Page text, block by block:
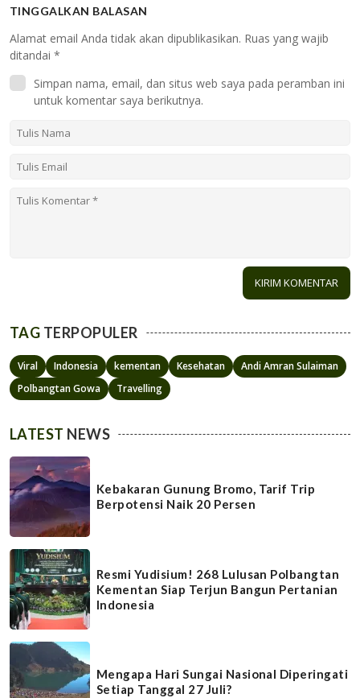
TINGGALKAN BALASAN
Alamat email Anda tidak akan dipublikasikan. Ruas yang wajib
ditandai *
Simpan nama, email, dan situs web saya pada peramban ini
untuk komentar saya berikutnya.
TAG TERPOPULER
Viral Indonesia kementan Kesehatan
Andi Amran Sulaiman
Polbangtan Gowa
Travelling
LATEST NEWS
Kebakaran Gunung Bromo, Tarif Trip
Berpotensi Naik 20 Persen
Resmi Yudisium! 268 Lulusan Polbangtan
Kementan Siap Terjun Bangun Pertanian
Indonesia
Mengapa Hari Sungai Nasional Diperingati
Setiap Tanggal 27 Juli?